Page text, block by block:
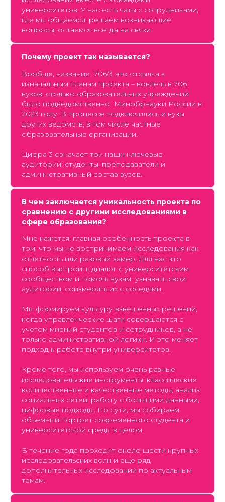
университетов. У нас есть чаты с сотрудниками,
где мы общаемся, решаем возникающие
вопросы, остаемся всегда на связи.
Почему проект так называется?
Вообще, название 706/3 это отсылка к
изначальным планам проекта – вовлечь в 706
вузов, столько образовательных учреждений
было подведомственно Минобрнауки России в
2023 году. В процессе подключились и вузы
других ведомств, в том числе частные
образовательные организации.
Цифра 3 означает три наши ключевые
аудитории: студенты, преподаватели и
административный состав вузов.
В чем заключается уникальность проекта по
сравнению с другими исследованиями в
сфере образования?
Мне кажется, главная особенность проекта в
том, что мы не воспринимаем исследования как
отчетность или разовый замер. Для нас это
способ выстроить диалог с университетским
сообществом и помочь вузам узнавать свои
аудитории, соизмерять их с соседями.
Мы формируем культуру взвешенных решений,
когда управленческие шаги совершаются с
учетом мнений студентов и сотрудников, а не
только административной логики. И это меняет
подход к работе внутри университетов.
Кроме того, мы используем очень разные
исследовательские инструменты: классические
количественные и качественные методы, анализ
социальных сетей, работу с большими данными,
цифровые подходы. По сути, мы собираем
объемный портрет современного студента и
университетской среды в целом.
В течение года проходит около шести крупных
исследовательских волн и еще ряд
дополнительных исследований по актуальным
темам.